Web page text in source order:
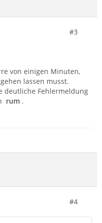
#3
von einigen Minuten,
lassen musst.
deutliche Fehlermeldung
rum .
#4